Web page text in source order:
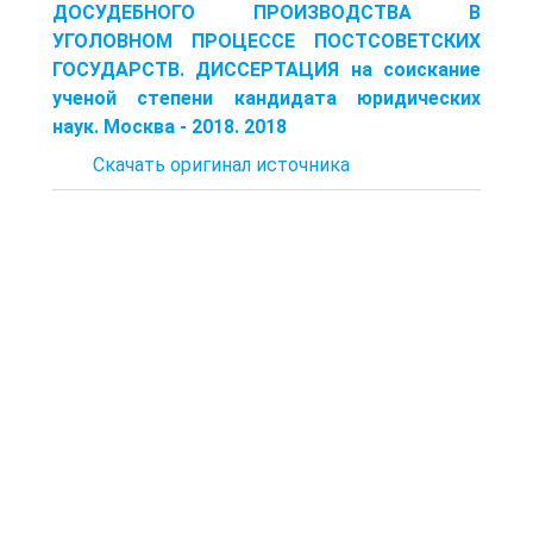
ДОСУДЕБНОГО ПРОИЗВОДСТВА В
УГОЛОВНОМ ПРОЦЕССЕ ПОСТСОВЕТСКИХ
ГОСУДАРСТВ. ДИССЕРТАЦИЯ на соискание
ученой степени кандидата юридических
наук. Москва - 2018. 2018
Скачать оригинал источника